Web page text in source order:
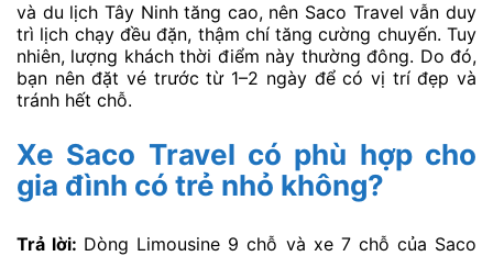
và du lịch Tây Ninh tăng cao, nên Saco Travel vẫn duy
trì lịch chạy đều đặn, thậm chí tăng cường chuyến. Tuy
nhiên, lượng khách thời điểm này thường đông. Do đó,
bạn nên đặt vé trước từ 1–2 ngày để có vị trí đẹp và
tránh hết chỗ.
Xe Saco Travel có phù hợp cho
gia đình có trẻ nhỏ không?
Trả lời: Dòng Limousine 9 chỗ và xe 7 chỗ của Saco